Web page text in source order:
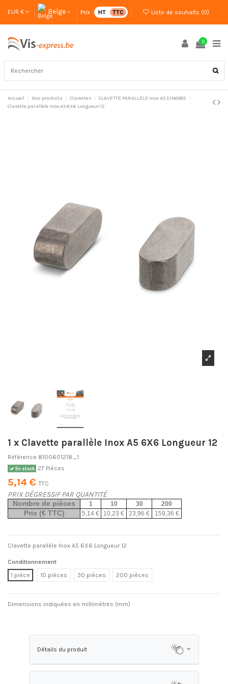
EUR € Belge Prix : HT TTC Liste de souhaits (0)
0
Accueil Nos produits Clavettes
CLAVETTE PARALLELE Inox A5 DIN6885
Clavette parallèle Inox A5 6X6 Longueur 12
1 x Clavette parallèle Inox A5 6X6 Longueur 12
Référence 8100601218_1
En stock 27 Pièces
5,14 €TTC
PRIX DÉGRESSIF PAR QUANTITÉ
Nombre de pièces 1 10 30 200
Prix (€ TTC) 5,14 € 10,23 € 23,96 € 159,36 €
Clavette parallèle Inox A5 6X6 Longueur 12
Conditionnement
1 pièce
10 pièces 30 pièces 200 pièces
Dimensions indiquées en millimètres (mm)
Détails du produit